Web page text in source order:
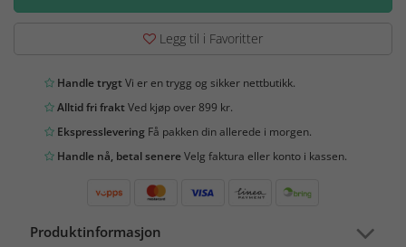
Legg til i Favoritter
Handle trygtVi er en trygg og sikker nettbutikk.
Alltid fri fraktVed kjøp over 899 kr.
Ekspresslevering Få pakken din allerede i morgen.
Handle nå, betal senereVelg faktura eller konto i kassen.
Produktinformasjon